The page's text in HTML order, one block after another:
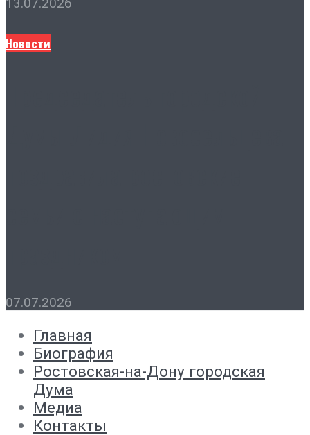
Новости
07.07.2026
Главная
Биография
Ростовская-на-Дону городская
Дума
Медиа
Контакты